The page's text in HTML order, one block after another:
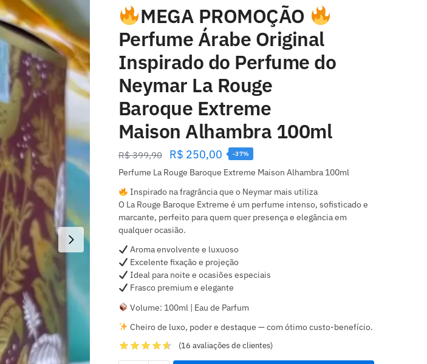
MEGA PROMOÇÃO
Perfume Árabe Original
Inspirado do Perfume do
Neymar La Rouge
Baroque Extreme
Maison Alhambra 100ml
R$399,90 R$ 250,00 -37%
Perfume La Rouge Baroque Extreme Maison Alhambra 100ml
Inspirado na fragrância que o Neymar mais utiliza
O La Rouge Baroque Extreme é um perfume intenso, sofisticado e
marcante, perfeito para quem quer presença e elegância em
qualquer ocasião.
Aroma envolvente e luxuoso
Excelente fixação e projeção
Ideal para noite e ocasiões especiais
Frasco premium e elegante
Volume: 100ml | Eau de Parfum
Cheiro de luxo, poder e destaque — com ótimo custo-benefício.
(16 avaliações de clientes)